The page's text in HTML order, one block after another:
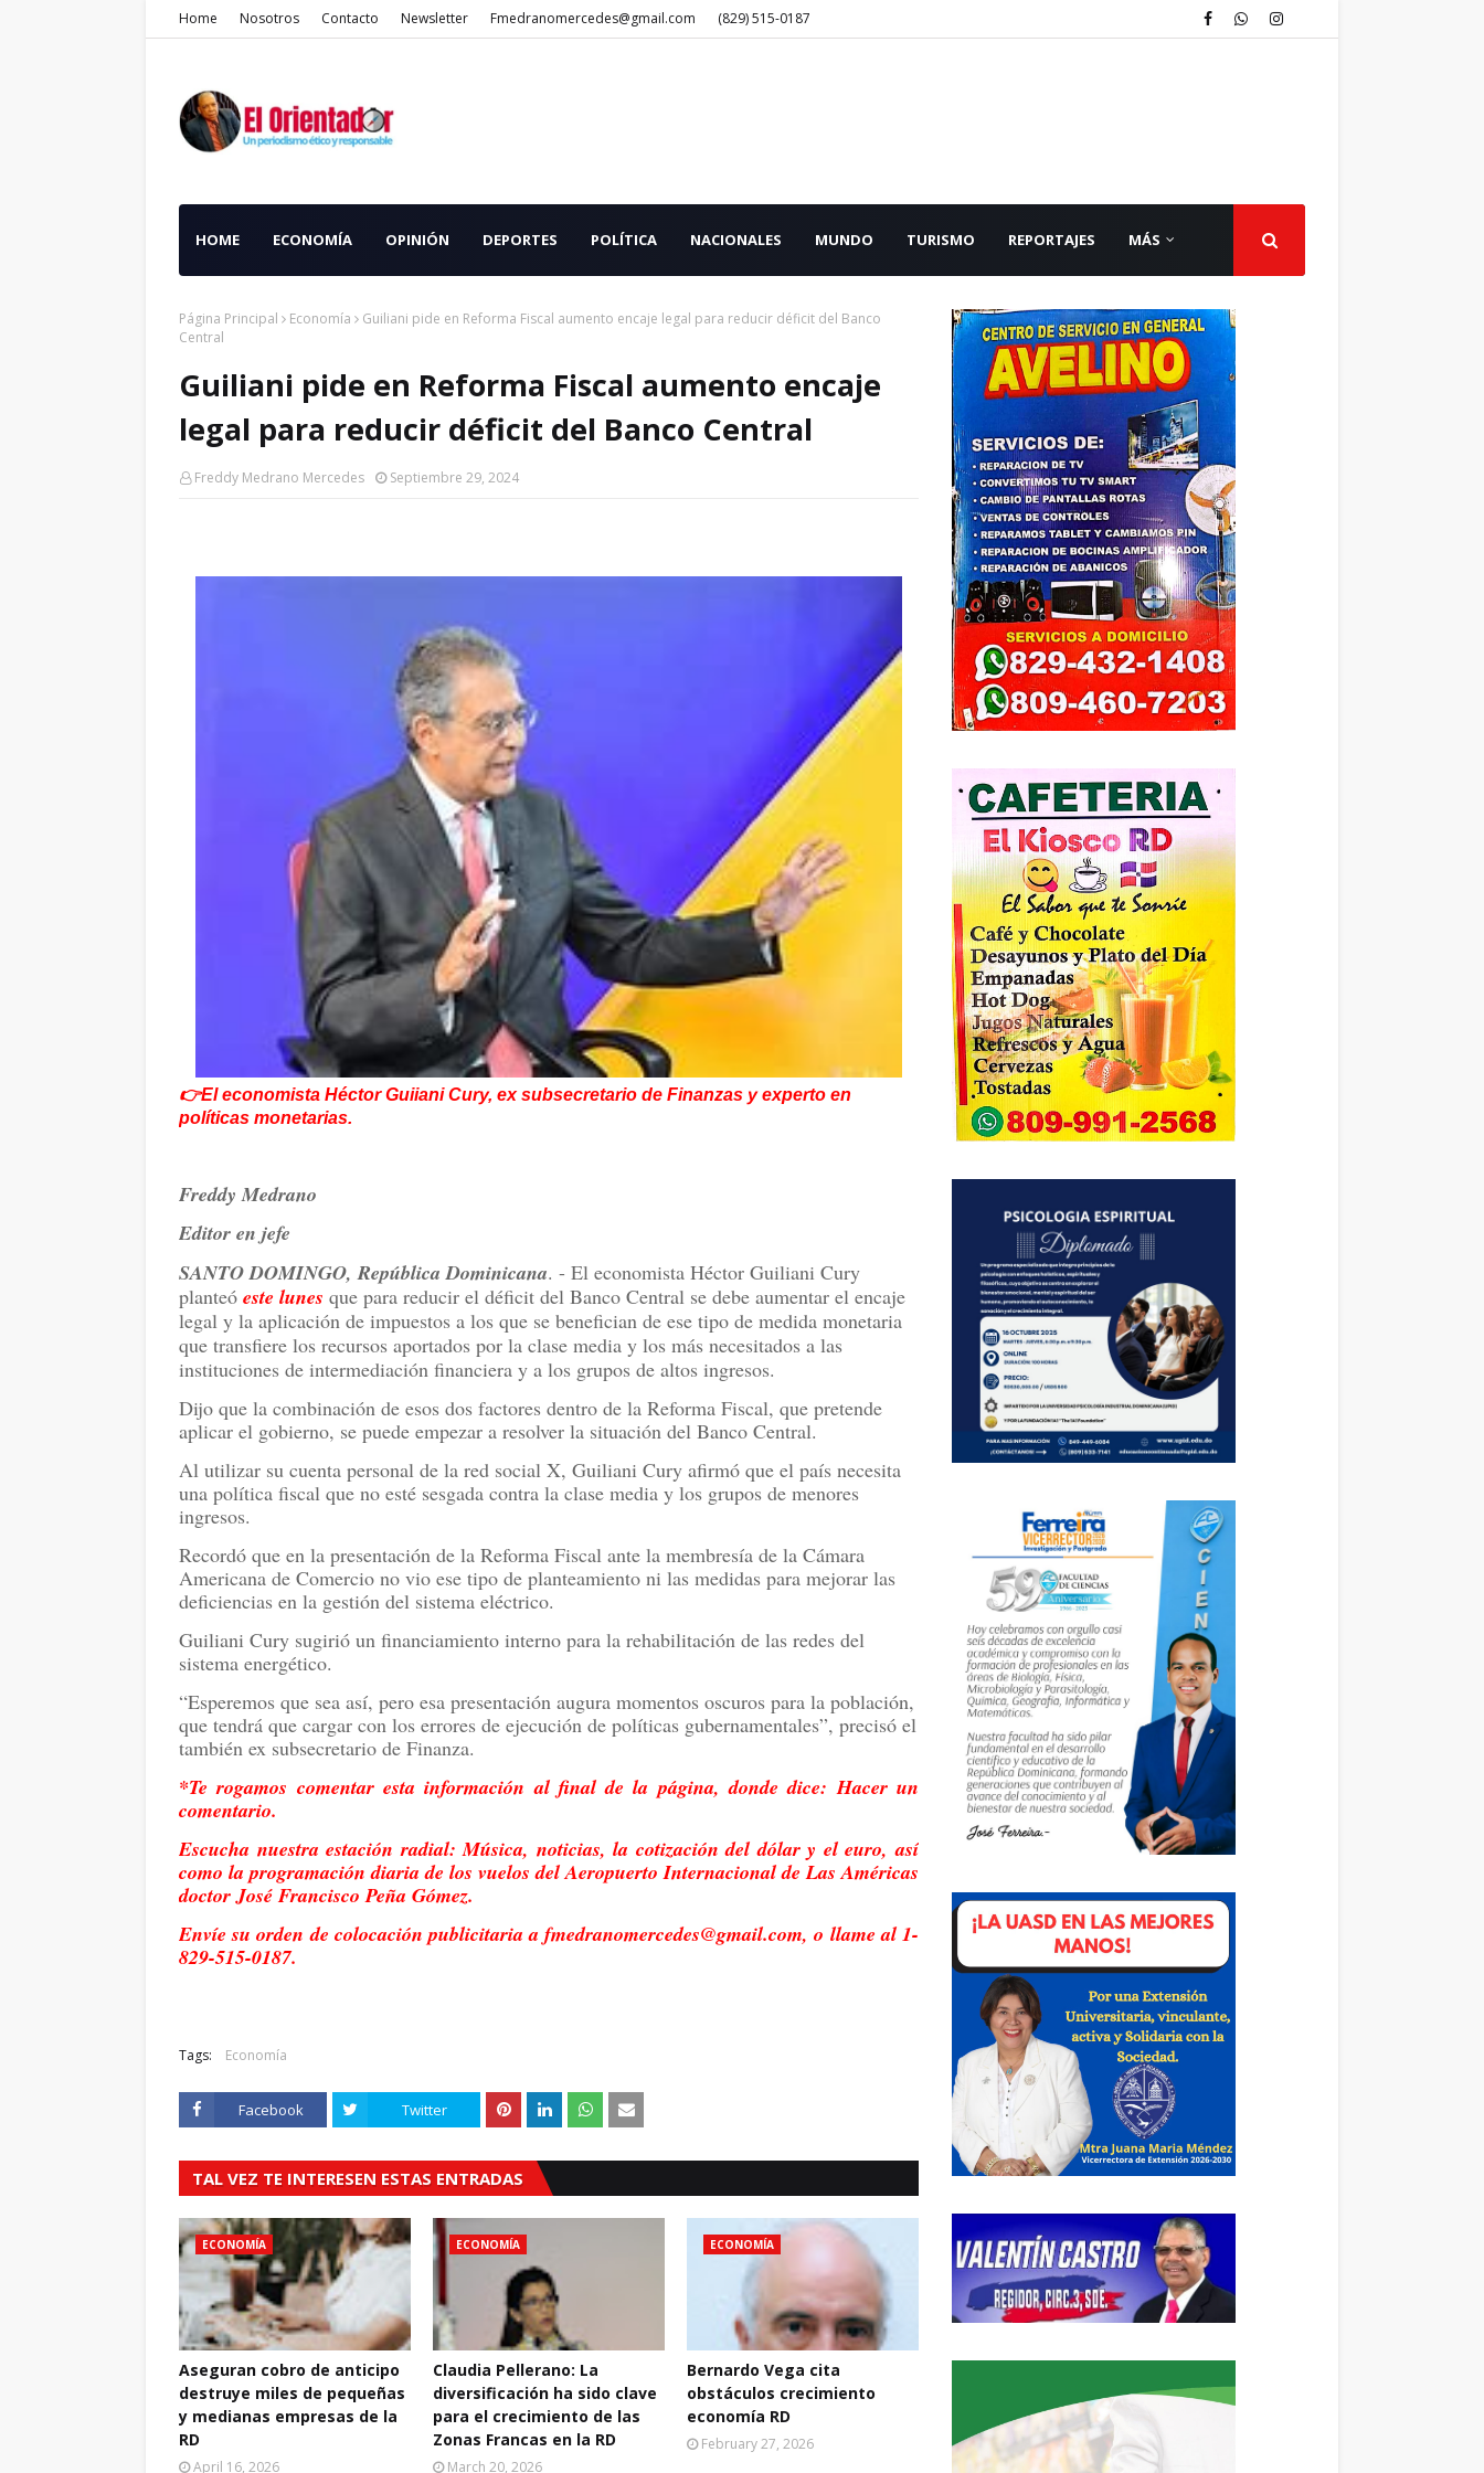
Home Nosotros Contacto Newsletter Fmedranomercedes@gmail.com (829) 515-0187
HOME ECONOMÍA OPINIÓN DEPORTES POLÍTICA NACIONALES MUNDO TURISMO REPORTAJES MÁS
Página Principal Economía
Guiliani pide en Reforma Fiscal aumento encaje legal para reducir déficit del Banco
Central
Guiliani pide en Reforma Fiscal aumento encaje
legal para reducir déficit del Banco Central
Freddy Medrano Mercedes Septiembre 29, 2024
👉El economista Héctor Guiiani Cury, ex subsecretario de Finanzas y experto en
políticas monetarias.
Freddy Medrano
Editor en jefe
SANTO DOMINGO, República Dominicana. - El economista Héctor Guiliani Cury
planteó este lunes que para reducir el déficit del Banco Central se debe aumentar el encaje
legal y la aplicación de impuestos a los que se benefician de ese tipo de medida monetaria
que transfiere los recursos aportados por la clase media y los más necesitados a las
instituciones de intermediación financiera y a los grupos de altos ingresos.
Dijo que la combinación de esos dos factores dentro de la Reforma Fiscal, que pretende
aplicar el gobierno, se puede empezar a resolver la situación del Banco Central.
Al utilizar su cuenta personal de la red social X, Guiliani Cury afirmó que el país necesita
una política fiscal que no esté sesgada contra la clase media y los grupos de menores
ingresos.
Recordó que en la presentación de la Reforma Fiscal ante la membresía de la Cámara
Americana de Comercio no vio ese tipo de planteamiento ni las medidas para mejorar las
deficiencias en la gestión del sistema eléctrico.
Guiliani Cury sugirió un financiamiento interno para la rehabilitación de las redes del
sistema energético.
“Esperemos que sea así, pero esa presentación augura momentos oscuros para la población,
que tendrá que cargar con los errores de ejecución de políticas gubernamentales”, precisó el
también ex subsecretario de Finanza.
*Te rogamos comentar esta información al final de la página, donde dice: Hacer un
comentario.
Escucha nuestra estación radial: Música, noticias, la cotización del dólar y el euro, así
como la programación diaria de los vuelos del Aeropuerto Internacional de Las Américas
doctor José Francisco Peña Gómez.
Envíe su orden de colocación publicitaria a fmedranomercedes@gmail.com, o llame al 1-
829-515-0187.
Tags: Economía
Facebook Twitter
TAL VEZ TE INTERESEN ESTAS ENTRADAS
ECONOMÍA
Aseguran cobro de anticipo
destruye miles de pequeñas
y medianas empresas de la
RD
April 16, 2026
ECONOMÍA
Claudia Pellerano: La
diversificación ha sido clave
para el crecimiento de las
Zonas Francas en la RD
March 20, 2026
ECONOMÍA
Bernardo Vega cita
obstáculos crecimiento
economía RD
February 27, 2026